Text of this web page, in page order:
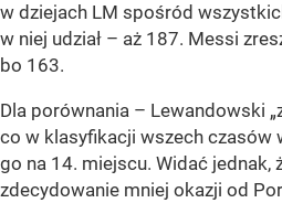
w dziejach LM spośród
w niej udział – aż 187. Messi
bo 163.
Dla porównania – Lewandowski
co w klasyfikacji wszech czasów
go na 14. miejscu. Widać jednak,
zdecydowanie mniej okazji od